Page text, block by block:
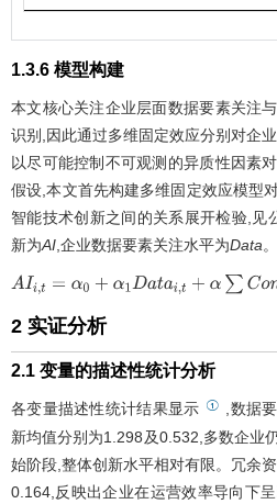
1.3.6 模型构建
本文核心关注企业层面数据要素关注
识别,因此通过多维固定效应分别对企
以尽可能控制不可观测的异质性因素
假设,本文首先构建多维固定效应模型
智能技术创新之间的关系展开检验,见
新为AI ,企业数据要素关注水平为Data。
AIi,t= α0+α1 Da tai,t+α∑Con troli, t+∑ Year
2 实证分析
2.1 变量的描述性统计分析
各变量描述性统计结果显示 ①
,数据
新均值分别为1.298及0.532,多数企业
始阶段,整体创新水平相对有限。冗余
0.164,反映出企业在运营效率导向下